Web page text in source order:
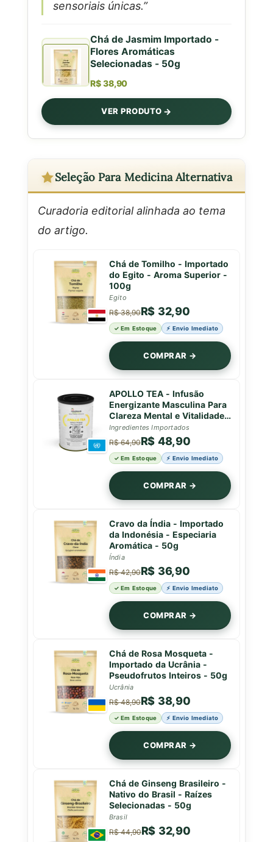
sensoriais únicas.”
Chá de Jasmim Importado -
Flores Aromáticas
Selecionadas - 50g
R$ 38,90
VER PRODUTO
Seleção Para Medicina Alternativa
Curadoria editorial alinhada ao tema
do artigo.
Chá de Tomilho - Importado
do Egito - Aroma Superior -
100g
Egito
R$ 38,90R$ 32,90
✓ Em Estoque ⚡ Envio Imediato
COMPRAR →
APOLLO TEA - Infusão
Energizante Masculina Para
Clareza Mental e Vitalidade -
Lata - 50g
Ingredientes Importados
R$ 64,90R$ 48,90
✓ Em Estoque ⚡ Envio Imediato
COMPRAR →
Cravo da Índia - Importado
da Indonésia - Especiaria
Aromática - 50g
Índia
R$ 42,90R$ 36,90
✓ Em Estoque ⚡ Envio Imediato
COMPRAR →
Chá de Rosa Mosqueta -
Importado da Ucrânia -
Pseudofrutos Inteiros - 50g
Ucrânia
R$ 48,90R$ 38,90
✓ Em Estoque ⚡ Envio Imediato
COMPRAR →
Chá de Ginseng Brasileiro -
Nativo do Brasil - Raízes
Selecionadas - 50g
Brasil
R$ 44,90R$ 32,90